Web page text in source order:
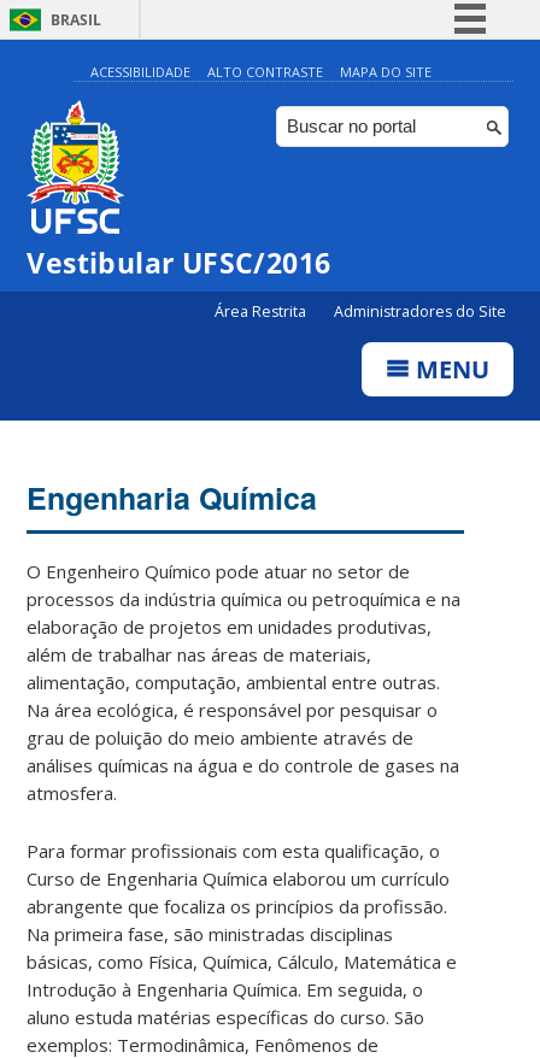
BRASIL
Simplifique!
Comunica BR
Participe
ACESSIBILIDADE ALTO CONTRASTE MAPA DO SITE
Vestibular UFSC/2016
Área Restrita Administradores do Site
MENU
Engenharia Química
O Engenheiro Químico pode atuar no setor de
processos da indústria química ou petroquímica e na
elaboração de projetos em unidades produtivas,
além de trabalhar nas áreas de materiais,
alimentação, computação, ambiental entre outras.
Na área ecológica, é responsável por pesquisar o
grau de poluição do meio ambiente através de
análises químicas na água e do controle de gases na
atmosfera.
Para formar profissionais com esta qualificação, o
Curso de Engenharia Química elaborou um currículo
abrangente que focaliza os princípios da profissão.
Na primeira fase, são ministradas disciplinas
básicas, como Física, Química, Cálculo, Matemática e
Introdução à Engenharia Química. Em seguida, o
aluno estuda matérias específicas do curso. São
exemplos: Termodinâmica, Fenômenos de